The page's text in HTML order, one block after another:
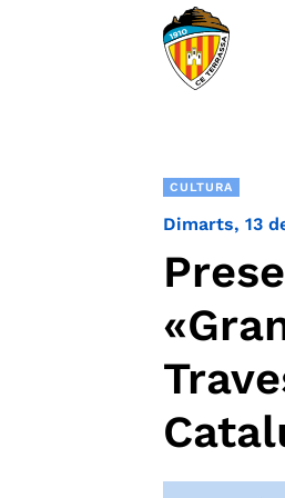
CULTURA
Dimarts, 13